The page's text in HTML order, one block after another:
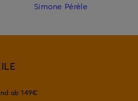
Simone Pérèle
ab 149€